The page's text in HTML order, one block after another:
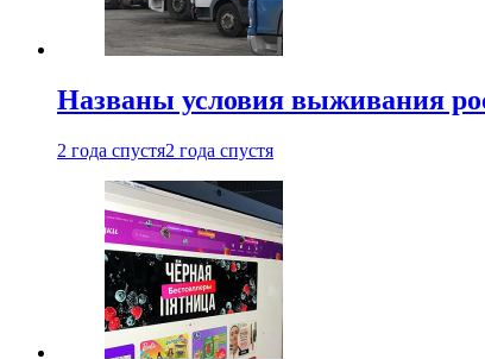
Названы условия выживания
2 года спустя2 года спустя